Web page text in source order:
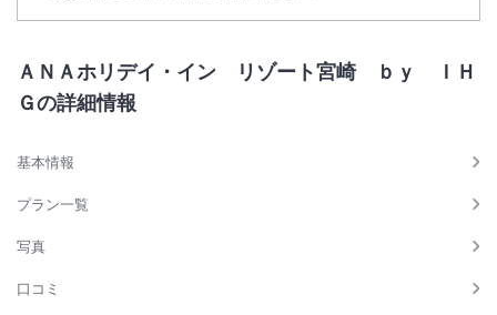
ＡＮＡホリデイ・イン リゾート宮崎 ｂｙ ＩＨ
Ｇの詳細情報
基本情報
プラン一覧
写真
口コミ